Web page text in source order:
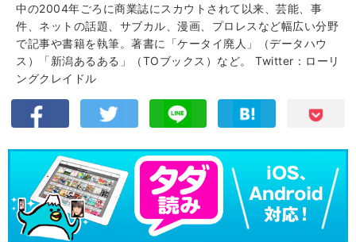
中の2004年ごろに商業誌にスカウトされて以来、芸能、事
件、ネットの話題、サブカル、漫画、プロレスなど幅広い分野
で記事や書籍を執筆。著書に「ケータイ廃人」（データハウ
ス）「新潟あるある」（TOブックス）など。 Twitter：ローリ
ングクレイドル